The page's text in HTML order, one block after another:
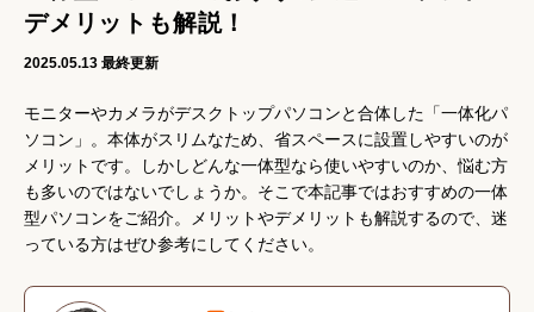
デメリットも解説！
2025.05.13 最終更新
モニターやカメラがデスクトップパソコンと合体した「一体化パ
ソコン」。本体がスリムなため、省スペースに設置しやすいのが
メリットです。しかしどんな一体型なら使いやすいのか、悩む方
も多いのではないでしょうか。そこで本記事ではおすすめの一体
型パソコンをご紹介。メリットやデメリットも解説するので、迷
っている方はぜひ参考にしてください。